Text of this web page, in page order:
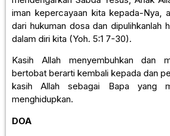
iman kepercayaan kita kepada-Nya,
dari hukuman dosa dan dipulihkanlah
dalam diri kita (Yoh. 5:1 7-30).
Kasih Allah menyembuhkan dan
bertobat berarti kembali kepada dan
kasih Allah sebagai Bapa yang
menghidupkan.
DOA